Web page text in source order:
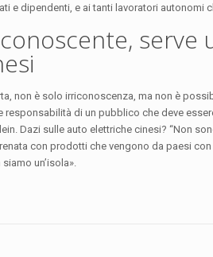
e dipendenti, e ai tanti lavoratori autonomi
serve
non è solo irriconoscenza, ma non è
di un pubblico che deve
Dazi sulle auto elettriche cinesi? “Non
con prodotti che vengono da paesi
un’isola».